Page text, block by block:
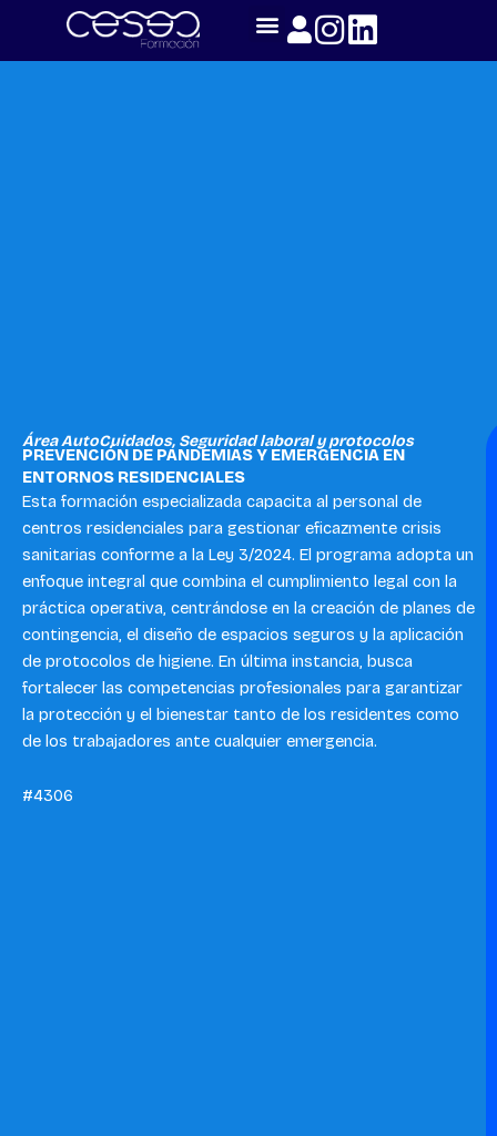
content
Área AutoCuidados, Seguridad laboral y protocolos
PREVENCIÓN DE PANDEMIAS Y EMERGENCIA EN
ENTORNOS RESIDENCIALES
Esta formación especializada capacita al personal de
centros residenciales para gestionar eficazmente crisis
sanitarias conforme a la Ley 3/2024. El programa adopta un
enfoque integral que combina el cumplimiento legal con la
práctica operativa, centrándose en la creación de planes de
contingencia, el diseño de espacios seguros y la aplicación
de protocolos de higiene. En última instancia, busca
fortalecer las competencias profesionales para garantizar
la protección y el bienestar tanto de los residentes como
de los trabajadores ante cualquier emergencia.
#4306